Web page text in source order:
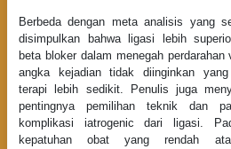
Berbeda dengan meta analisis yang
disimpulkan bahwa ligasi lebih
beta bloker dalam menegah
angka kejadian tidak diinginkan yang
terapi lebih sedikit. Penulis juga
pentingnya pemilihan teknik dan
komplikasi iatrogenic dari ligasi.
kepatuhan obat yang rendah